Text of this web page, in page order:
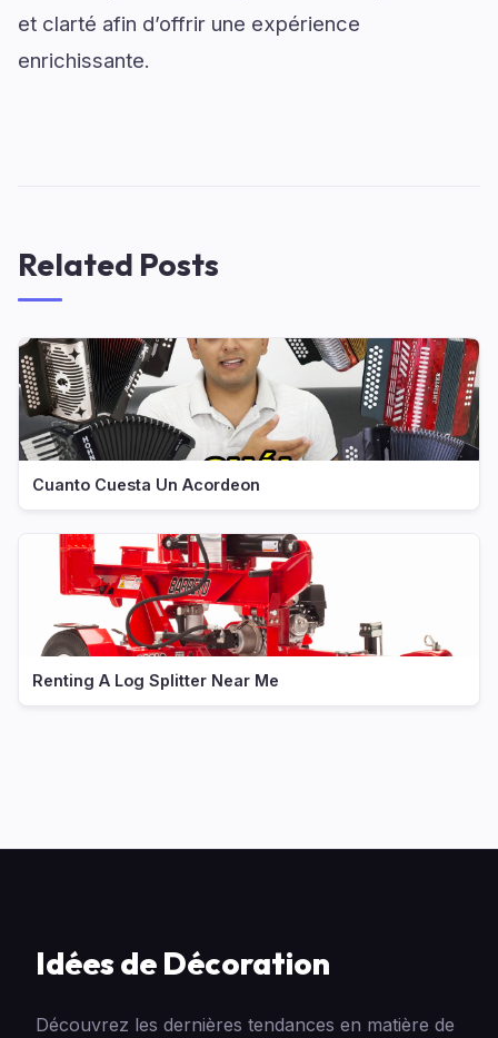
et clarté afin d’offrir une expérience
enrichissante.
Related Posts
Cuanto Cuesta Un Acordeon
Renting A Log Splitter Near Me
Idées de Décoration
Découvrez les dernières tendances en matière de